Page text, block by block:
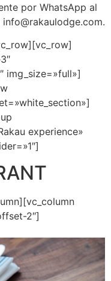
por WhatsApp al
info@rakaulodge.com.
img_size=»full»]
experience»
2″]